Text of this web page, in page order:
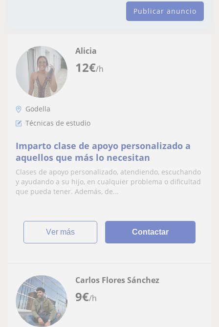
Publicar anuncio
12€/h
Alicia
Godella
Técnicas de estudio
Imparto clase de apoyo personalizado a
aquellos que más lo necesitan
Clases de apoyo personalizado, atendiendo, escuchando
y ayudando a su hijo, en cualquier problema o dificultad
que pueda tener. Además, de...
ver más Contactar
9€/h
Carlos Flores Sánchez